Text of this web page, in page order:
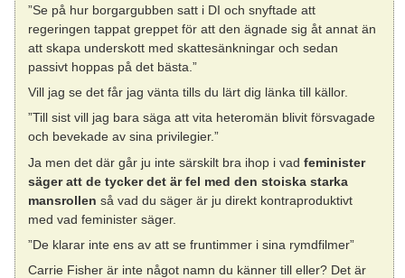
”Se på hur borgargubben satt i DI och snyftade att
regeringen tappat greppet för att den ägnade sig åt annat än
att skapa underskott med skattesänkningar och sedan
passivt hoppas på det bästa.”
Vill jag se det får jag vänta tills du lärt dig länka till källor.
”Till sist vill jag bara säga att vita heteromän blivit försvagade
och bevekade av sina privilegier.”
Ja men det där går ju inte särskilt bra ihop i vadfeminister
säger att de tycker det är fel med den stoiska starka
mansrollen så vad du säger är ju direkt kontraproduktivt
med vad feminister säger.
”De klarar inte ens av att se fruntimmer i sina rymdfilmer”
Carrie Fisher är inte något namn du känner till eller? Det är